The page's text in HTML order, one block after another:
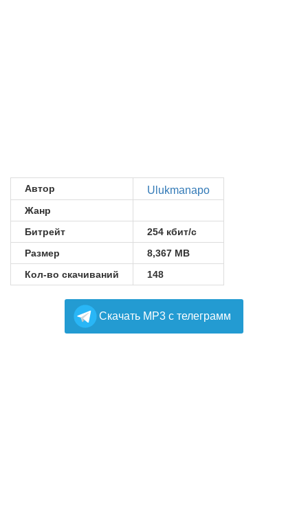
Автор Ulukmanapo
Жанр
Битрейт
254 кбит/с
Размер
8,367 MB
Кол-во скачиваний
148
Cкачать MP3 с телеграмм